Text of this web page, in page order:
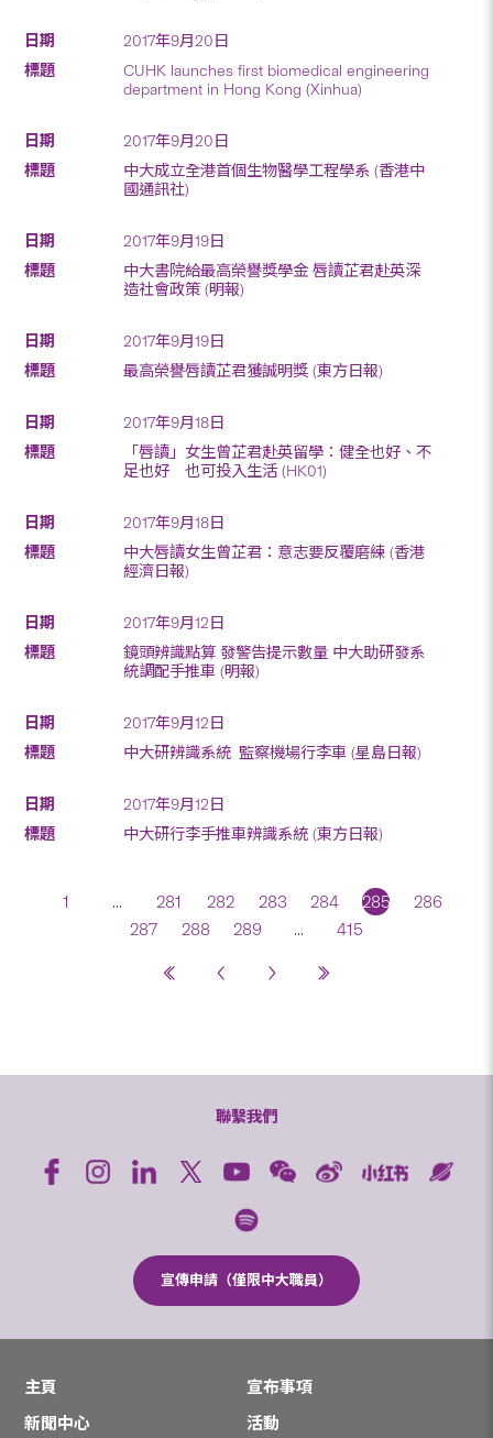
2017年9月20日
CUHK launches first biomedical engineering
department in Hong Kong (Xinhua)
2017年9月20日
中大成立全港首個生物醫學工程學系 (香港中
國通訊社)
2017年9月19日
中大書院給最高榮譽獎學金 唇讀芷君赴英深
造社會政策 (明報)
2017年9月19日
最高榮譽唇讀芷君獲誠明獎 (東方日報)
2017年9月18日
「唇讀」女生曾芷君赴英留學：健全也好、不
足也好 也可投入生活 (HK01)
2017年9月18日
中大唇讀女生曾芷君：意志要反覆磨練 (香港
經濟日報)
2017年9月12日
鏡頭辨識點算 發警告提示數量 中大助研發系
統調配手推車 (明報)
2017年9月12日
中大研辨識系統 監察機場行李車 (星島日報)
2017年9月12日
中大研行李手推車辨識系統 (東方日報)
1 ... 281 282 283 284 285
286
287
288 289 ... 415
聯繫我們
宣傳申請（僅限中大職員）
主頁
宣布事項
新聞中心
活動